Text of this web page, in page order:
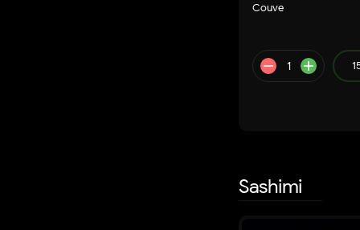
Couve
Sashimi